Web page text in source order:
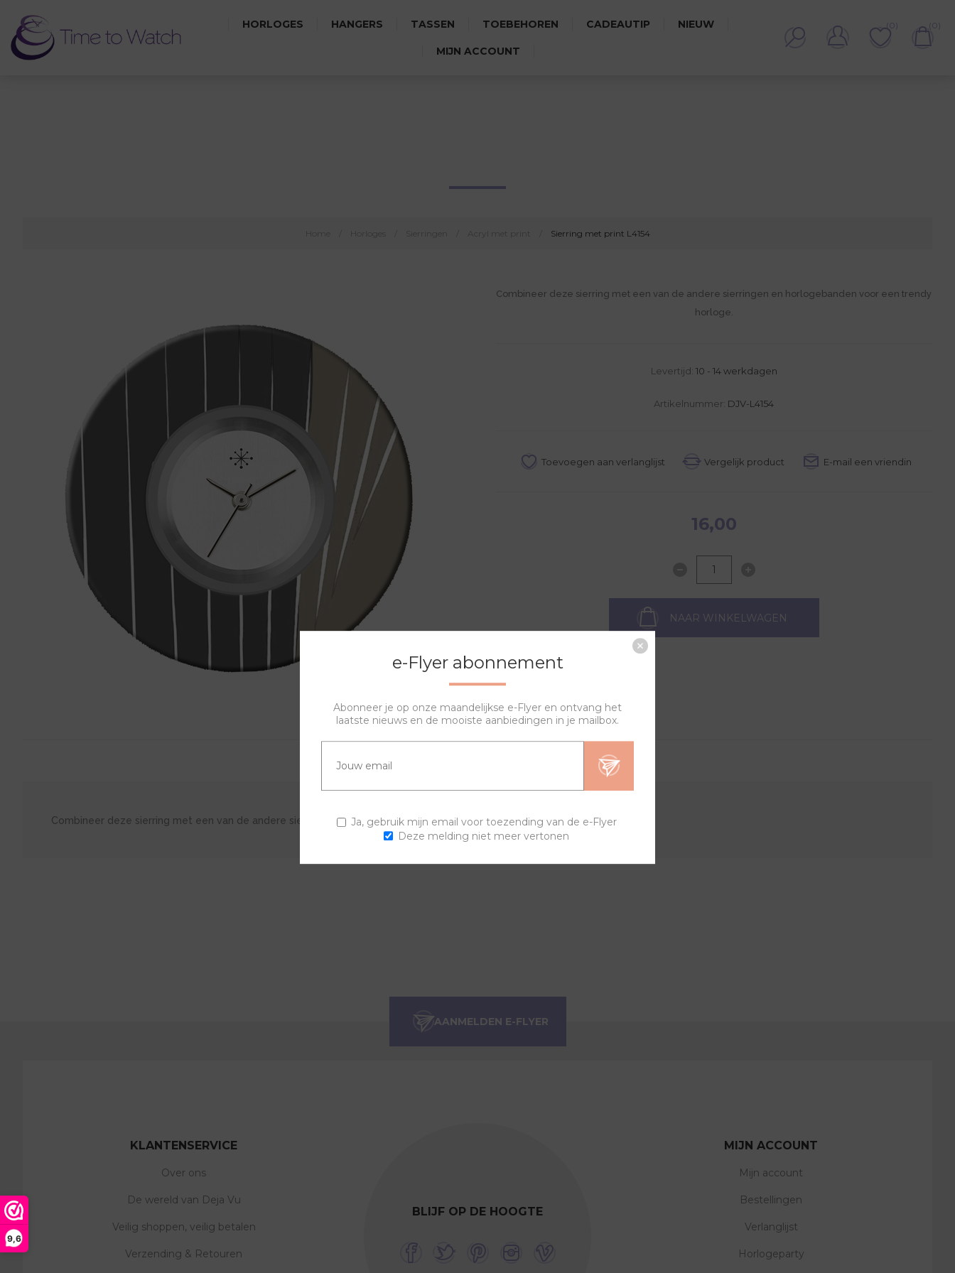
9,6
HORLOGES HANGERS TASSEN TOEBEHOREN CADEAUTIP NIEUW
MIJN ACCOUNT
(0) (0)
Sierring met print L4154
Combineer deze sierring met een van de andere sierringen en horlogebanden voor een trendy
horloge.
Levertijd: 10 - 14 werkdagen
Artikelnummer: DJV-L4154
16,00
NAAR WINKELWAGEN
OVERZICHT VRAGEN?
Combineer deze sierring met een van de andere sierringen en horlogebanden voor een trendy horloge.
BLIJF OP DE HOOGTE
KLANTENSERVICE
Over ons
De wereld van Deja Vu
Veilig shoppen, veilig betalen
Verzending & Retouren
MIJN ACCOUNT
Mijn account
Bestellingen
Verlanglijst
Horlogeparty
e-Flyer abonnement
Abonneer je op onze maandelijkse e-Flyer en ontvang het
laatste nieuws en de mooiste aanbiedingen in je mailbox.
Ja, gebruik mijn email voor toezending van de e-Flyer
Deze melding niet meer vertonen